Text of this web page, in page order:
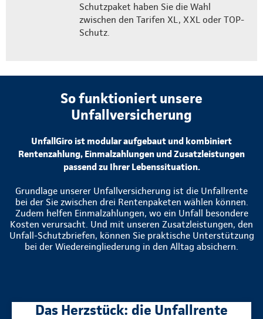
Schutzpaket haben Sie die Wahl
zwischen den Tarifen XL, XXL oder TOP-
Schutz.
So funktioniert unsere
Unfallversicherung
UnfallGiro ist modular aufgebaut und kombiniert
Rentenzahlung, Einmalzahlungen und Zusatzleistungen
passend zu Ihrer Lebenssituation.
Grundlage unserer Unfallversicherung ist die Unfallrente
bei der Sie zwischen drei Rentenpaketen wählen können.
Zudem helfen Einmalzahlungen, wo ein Unfall besondere
Kosten verursacht. Und mit unseren Zusatzleistungen, den
Unfall-Schutzbriefen, können Sie praktische Unterstützung
bei der Wiedereingliederung in den Alltag absichern.
Das Herzstück: die Unfallrente